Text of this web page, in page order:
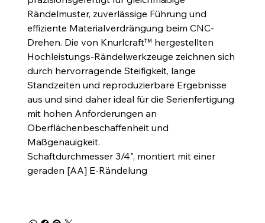
Rändelmuster, zuverlässige Führung und
effiziente Materialverdrängung beim CNC-
Drehen. Die von Knurlcraft™ hergestellten
Hochleistungs-Rändelwerkzeuge zeichnen sich
durch hervorragende Steifigkeit, lange
Standzeiten und reproduzierbare Ergebnisse
aus und sind daher ideal für die Serienfertigung
mit hohen Anforderungen an
Oberflächenbeschaffenheit und
Maßgenauigkeit.
Schaftdurchmesser 3/4", montiert mit einer
geraden [AA] E-Rändelung